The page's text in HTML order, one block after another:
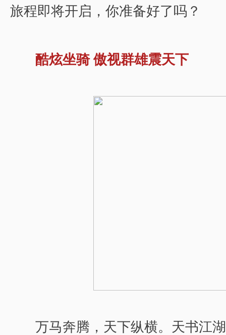
旅程即将开启，你准备好了吗？
酷炫坐骑 傲视群雄震天下
万马奔腾，天下纵横。天书江